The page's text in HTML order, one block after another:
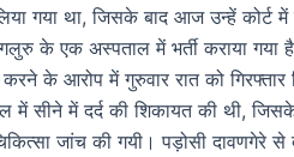
गया था, जिसके बाद आज उन्हें कोर्ट
के एक अस्पताल में भर्ती कराया गया
के आरोप में गुरुवार रात को
सीने में दर्द की शिकायत की थी,
जांच की गयी। पड़ोसी दावणगेरे से